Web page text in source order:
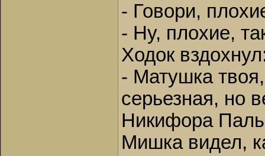
- Говори,
- Ну, плохие,
Ходок
- Матушка
серьезная, но
Никифора
Мишка видел,